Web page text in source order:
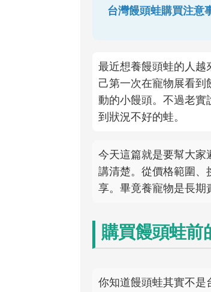
台灣饅頭蛙購買注意
最近想養饅頭蛙的人越
己第一次在寵物展看
動的小饅頭。不過老實
到狀況不好的蛙。
今天這篇就是要幫大家
講清楚。從價格範圍、
享。畢竟養寵物是長期
購買饅頭蛙前
你知道饅頭蛙其實不是